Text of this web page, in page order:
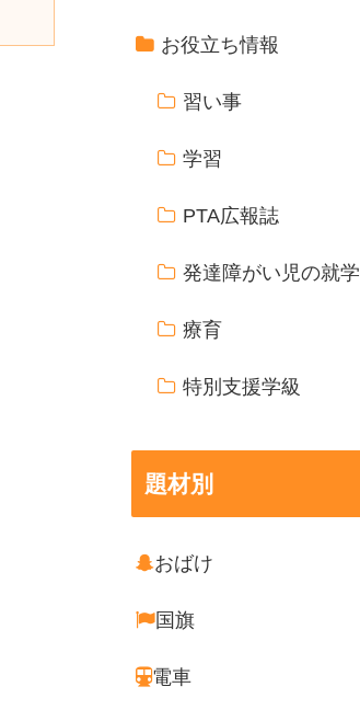
お役立ち情報
習い事
学習
PTA広報誌
発達障がい児の就学
療育
特別支援学級
題材別
おばけ
国旗
電車